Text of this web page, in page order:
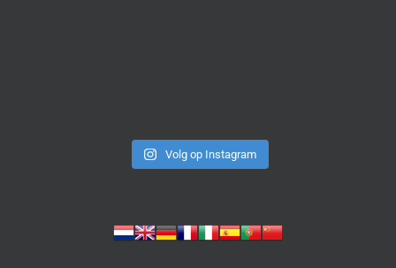
Volg op Instagram